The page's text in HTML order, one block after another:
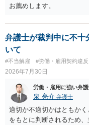
合理的か、という複数論
コストを抑えやすいので
をお勧めします。 ・事務
ト側に損害賠償が発生す
し、事務所側が一方的に
は、合理性や対価性を欠
の重大な契約違反がある
あります。
お薦めします。
弁護士が裁判中に不十
いて
#不当解雇 #労働・雇用契約違反
2026年7月30日
労働・雇用に強い弁
泉 亮介 弁護士
適切か不適切かはともか
をもとに判断されるため